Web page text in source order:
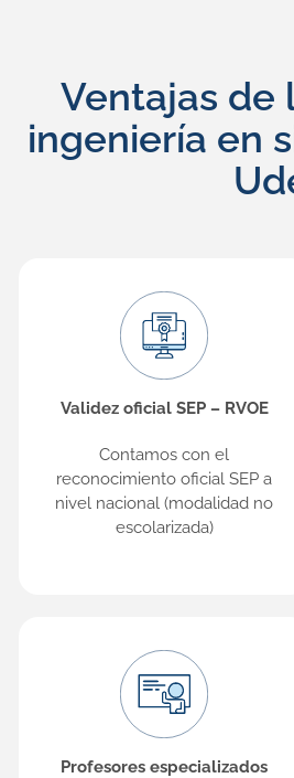
Ventajas de
ingeniería en
Validez oficial SEP – RVOE
Contamos con el
reconocimiento oficial SEP a
nivel nacional (modalidad no
escolarizada)
Profesores especializados